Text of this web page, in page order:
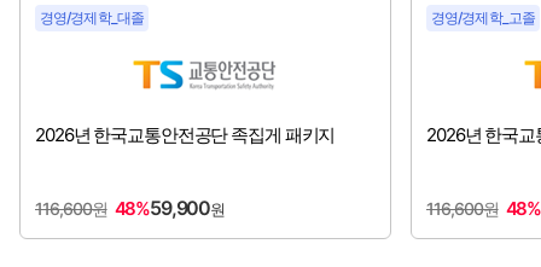
경영/경제학_대졸
2026년 한국교통안전공단 족집게 패키지
116,600원 48%59,900원
경영/경제학_고졸
2026년 한국
116,600원 48%